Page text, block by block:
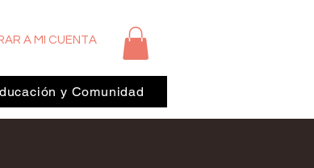
A MI CUENTA
y Comunidad